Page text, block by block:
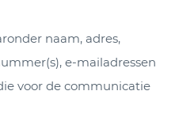
naam, adres,
e-mailadressen
voor de communicatie